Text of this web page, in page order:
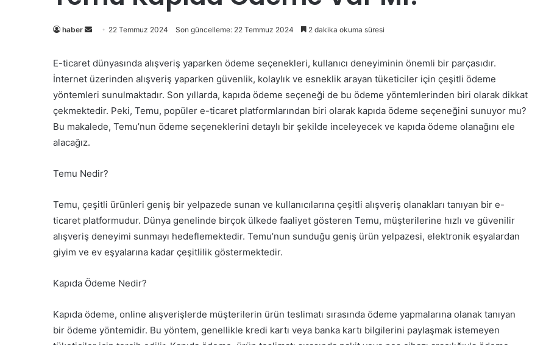
haber
Bir
posta
göndermek
22 Temmuz 2024 Son güncelleme: 22 Temmuz 2024 2 dakika okuma süresi
E-ticaret dünyasında alışveriş yaparken ödeme seçenekleri, kullanıcı deneyiminin önemli bir parçasıdır.
İnternet üzerinden alışveriş yaparken güvenlik, kolaylık ve esneklik arayan tüketiciler için çeşitli ödeme
yöntemleri sunulmaktadır. Son yıllarda, kapıda ödeme seçeneği de bu ödeme yöntemlerinden biri olarak dikkat
çekmektedir. Peki, Temu, popüler e-ticaret platformlarından biri olarak kapıda ödeme seçeneğini sunuyor mu?
Bu makalede, Temu’nun ödeme seçeneklerini detaylı bir şekilde inceleyecek ve kapıda ödeme olanağını ele
alacağız.
Temu Nedir?
Temu, çeşitli ürünleri geniş bir yelpazede sunan ve kullanıcılarına çeşitli alışveriş olanakları tanıyan bir e-
ticaret platformudur. Dünya genelinde birçok ülkede faaliyet gösteren Temu, müşterilerine hızlı ve güvenilir
alışveriş deneyimi sunmayı hedeflemektedir. Temu’nun sunduğu geniş ürün yelpazesi, elektronik eşyalardan
giyim ve ev eşyalarına kadar çeşitlilik göstermektedir.
Kapıda Ödeme Nedir?
Kapıda ödeme, online alışverişlerde müşterilerin ürün teslimatı sırasında ödeme yapmalarına olanak tanıyan
bir ödeme yöntemidir. Bu yöntem, genellikle kredi kartı veya banka kartı bilgilerini paylaşmak istemeyen